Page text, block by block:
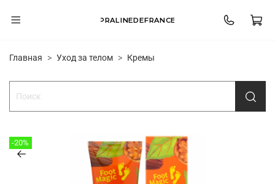
PRALINEDEFRANCE
Главная Уход за телом Кремы
-20%